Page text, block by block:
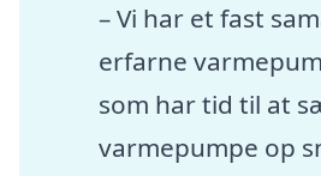
– Vi har et fast
erfarne
som har tid til at
varmepumpe op